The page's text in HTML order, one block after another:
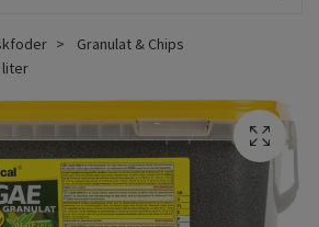
Granulat & Chips
liter